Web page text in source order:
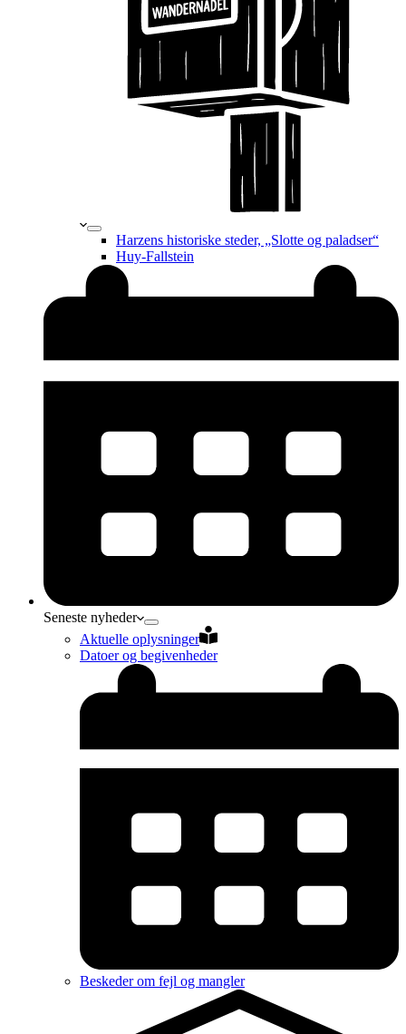
Harzens historiske steder, „Slotte og paladser“
Huy-Fallstein
Seneste nyheder
Aktuelle oplysninger
Datoer og begivenheder
Beskeder om fejl og mangler